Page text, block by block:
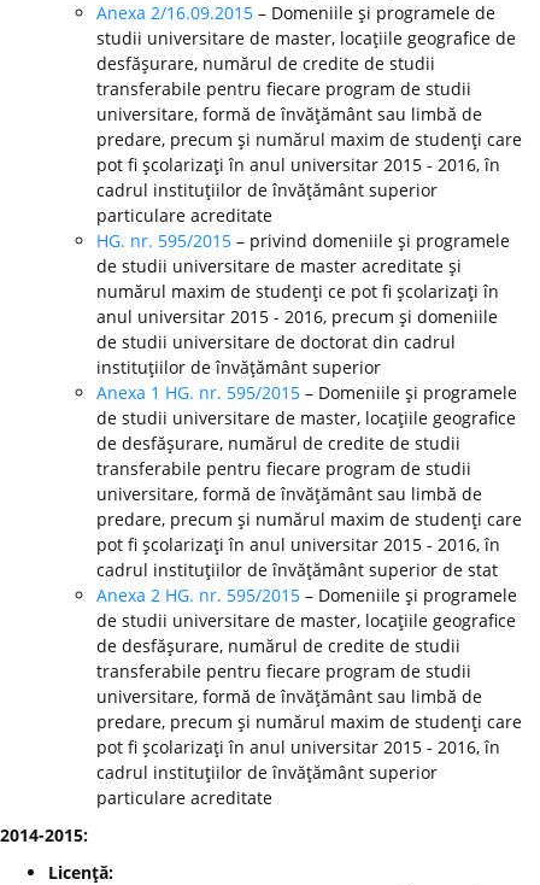
Anexa 2/16.09.2015 – Domeniile şi programele de
studii universitare de master, locaţiile geografice de
desfăşurare, numărul de credite de studii
transferabile pentru fiecare program de studii
universitare, formă de învăţământ sau limbă de
predare, precum şi numărul maxim de studenţi care
pot fi şcolarizaţi în anul universitar 2015 - 2016, în
cadrul instituţiilor de învăţământ superior
particulare acreditate
HG. nr. 595/2015 – privind domeniile şi programele
de studii universitare de master acreditate şi
numărul maxim de studenţi ce pot fi şcolarizaţi în
anul universitar 2015 - 2016, precum şi domeniile
de studii universitare de doctorat din cadrul
instituţiilor de învăţământ superior
Anexa 1 HG. nr. 595/2015 – Domeniile şi programele
de studii universitare de master, locaţiile geografice
de desfăşurare, numărul de credite de studii
transferabile pentru fiecare program de studii
universitare, formă de învăţământ sau limbă de
predare, precum şi numărul maxim de studenţi care
pot fi şcolarizaţi în anul universitar 2015 - 2016, în
cadrul instituţiilor de învăţământ superior de stat
Anexa 2 HG. nr. 595/2015 – Domeniile şi programele
de studii universitare de master, locaţiile geografice
de desfăşurare, numărul de credite de studii
transferabile pentru fiecare program de studii
universitare, formă de învăţământ sau limbă de
predare, precum şi numărul maxim de studenţi care
pot fi şcolarizaţi în anul universitar 2015 - 2016, în
cadrul instituţiilor de învăţământ superior
particulare acreditate
2014-2015:
Licenţă: